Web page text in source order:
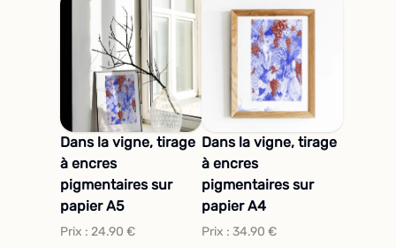
Dans la vigne, tirage
à encres
pigmentaires sur
papier A5
Prix : 24.90 €
Dans la vigne, tirage
à encres
pigmentaires sur
papier A4
Prix : 34.90 €